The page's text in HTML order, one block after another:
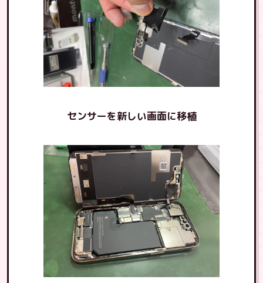
センサーを新しい画面に移植